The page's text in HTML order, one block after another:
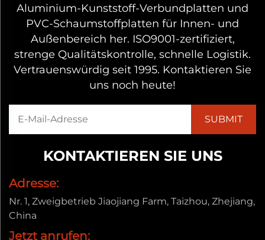
Aluminium-Kunststoff-Verbundplatten und
PVC-Schaumstoffplatten für Innen- und
Außenbereich her. ISO9001-zertifiziert,
strenge Qualitätskontrolle, schnelle Logistik.
Vertrauenswürdig seit 1995. Kontaktieren Sie
uns noch heute!
KONTAKTIEREN SIE UNS
Adresse:
Nr. 1, Zweigbetrieb Jiaojiang Farm, Taizhou, Zhejiang,
China
Jetzt anrufen: